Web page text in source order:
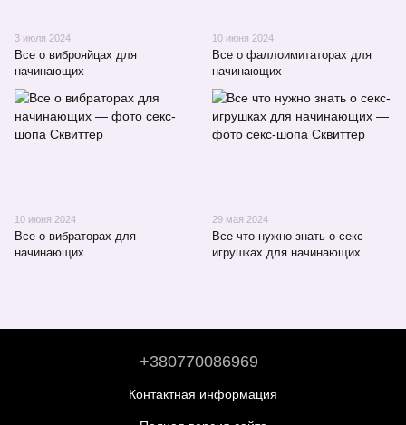
3 июля 2024
Все о виброяйцах для
начинающих
10 июня 2024
Все о фаллоимитаторах для
начинающих
10 июня 2024
Все о вибраторах для
начинающих
29 мая 2024
Все что нужно знать о секс-
игрушках для начинающих
+380770086969
Контактная информация